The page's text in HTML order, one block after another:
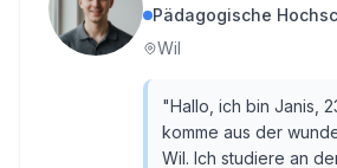
Pädagogische
Wil
"Hallo, ich bin Janis,
komme aus der
Wil. Ich studiere an